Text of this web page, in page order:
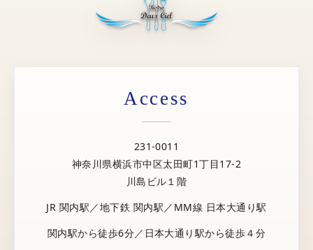
Access
231-0011
神奈川県横浜市中区太田町1丁目17-2
川島ビル１階
JR 関内駅／地下鉄 関内駅／MM線 日本大通り駅
関内駅から徒歩6分／日本大通り駅から徒歩４分